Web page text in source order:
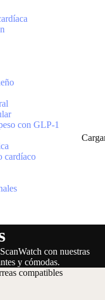
con GLP-1
cardíaco
con nuestras
y cómodas.
compatibles